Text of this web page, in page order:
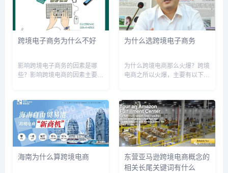
售前景如何，亚马逊外贸好做
的。等客户签收了。还有需要一
点时间...
跨境电子商务为什么不好
影响跨境电子商务的因素是哪
些？影响跨境电商的因素主要支
的一点，但是目前没有一家企业
可以打造一个全球通用的支付体
系，无法让所有的支付形态都...
为什么选跨境电子商务
为什么跨境电商那么火爆？跨境
电商之所以火爆，主要有以下几
自全球各地的商品，拓展了购物
选择的范围，满足了消费者对多
样化商品的需求。2....
海南为什么算跨境电商
东营亚马逊跨境电商概念的
相关长尾关键词有什么